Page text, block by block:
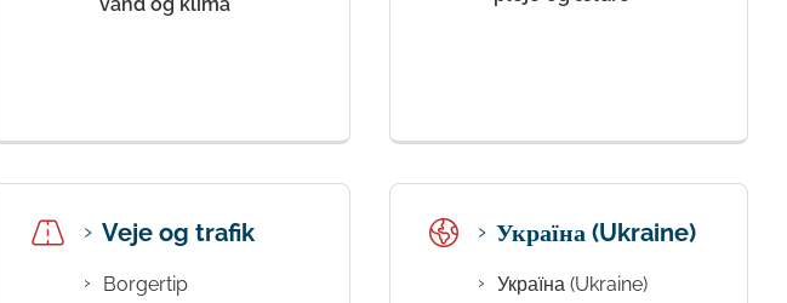
Veje og trafik
Borgertip
Україна (Ukraine)
Україна (Ukraine)